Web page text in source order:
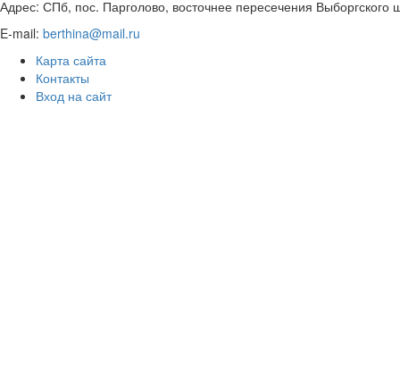
Адрес: СПб, пос. Парголово, восточнее пересечения
E-mail: berthina@mail.ru
Карта сайта
Контакты
Вход на сайт